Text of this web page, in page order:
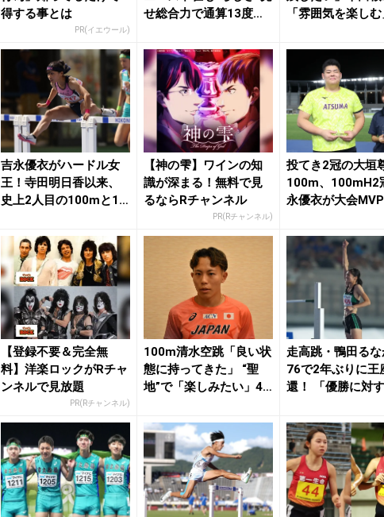
得する事とは
PR(イエウール)
せ総合力で通算13度で
「雰囲気を楽し
吉永優衣がハードル女
王！寺田明日香以来、
史上2人目の100mと10
【神の雫】ワインの知
識が深まる！無料で見
るならRチャンネル
PR(Rチャンネル)
投てき2冠の大垣
100m、100mH2
永優衣が大会MVP
【登録不要＆完全無
料】洋楽ロックがRチャ
ンネルで見放題
PR(Rチャンネル)
100m清水空跳「良い状
態に持ってきた」 “聖
地”で「楽しみたい」4×
走高跳・鴨田る
76で2年ぶりに王
還！ 「優勝に対